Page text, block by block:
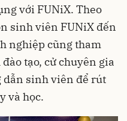
với FUNiX. Theo
sinh viên FUNiX đến
nghiệp cũng tham
tạo, cử chuyên gia
dẫn sinh viên để rút
và học.